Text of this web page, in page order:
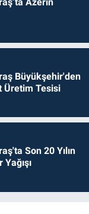
Büyükşehir'den
Üretim Tesisi
Son 20 Yılın